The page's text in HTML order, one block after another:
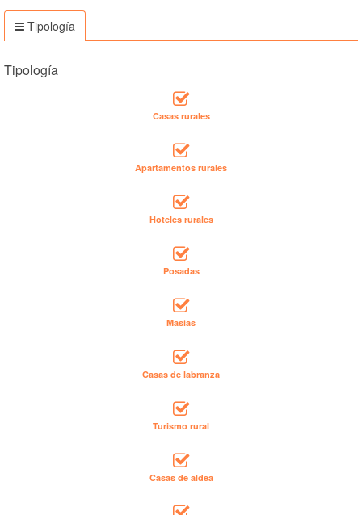
Tipología
Tipología
Casas rurales
Apartamentos rurales
Hoteles rurales
Posadas
Masías
Casas de labranza
Turismo rural
Casas de aldea